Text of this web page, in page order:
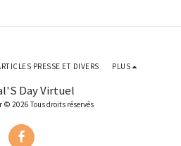
Day Virtuel
© 2026 Tous droits réservés
PRESSE ET DIVERS PLUS